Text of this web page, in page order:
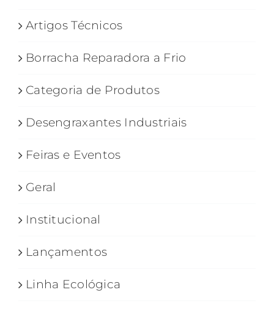
Artigos Técnicos
Borracha Reparadora a Frio
Categoria de Produtos
Desengraxantes Industriais
Feiras e Eventos
Geral
Institucional
Lançamentos
Linha Ecológica